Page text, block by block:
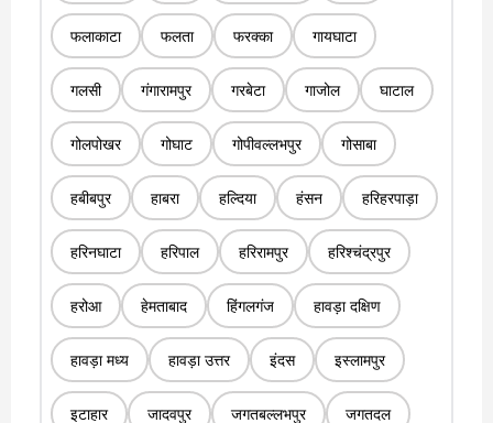
फलाकाटा फलता फरक्का गायघाटा
गलसी गंगारामपुर गरबेटा गाजोल घाटाल
गोलपोखर गोघाट गोपीवल्लभपुर गोसाबा
हबीबपुर हाबरा हल्दिया हंसन हरिहरपाड़ा
हरिनघाटा हरिपाल हरिरामपुर हरिश्चंद्रपुर
हरोआ हेमताबाद हिंगलगंज हावड़ा दक्षिण
हावड़ा मध्य हावड़ा उत्तर इंदस इस्लामपुर
इटाहार जादवपुर जगतबल्लभपुर जगतदल